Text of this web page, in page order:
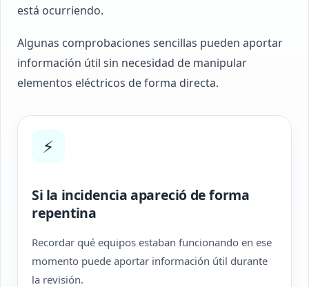
está ocurriendo.
Algunas comprobaciones sencillas pueden aportar
información útil sin necesidad de manipular
elementos eléctricos de forma directa.
⚡
Si la incidencia apareció de forma
repentina
Recordar qué equipos estaban funcionando en ese
momento puede aportar información útil durante
la revisión.